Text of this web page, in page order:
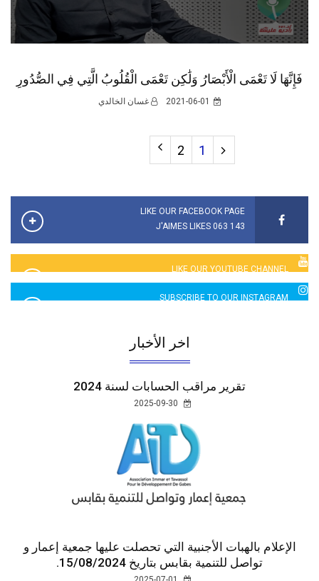
فَإِنَّهَا لَا تَعْمَى الْأَبْصَارُ وَلَٰكِن تَعْمَى الْقُلُوبُ الَّتِي فِي الصُّدُورِ
2021-06-01 غسان الخالدي
1
2
LIKE OUR FACEBOOK PAGE
143 063 J'AIMES LIKES
LIKE OUR YOUTUBE CHANNEL
2760 LIKES
SUBSCRIBE TO OUR INSTAGRAM
اخر الأخبار
تقرير مراقب الحسابات لسنة 2024
الإعلام بالهبات الأجنبية التي تحصلت عليها جمعية إعمار و
تواصل للتنمية بقابس بتاريخ 15/08/2024.